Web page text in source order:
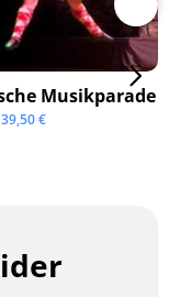
Musikparade
39,50€